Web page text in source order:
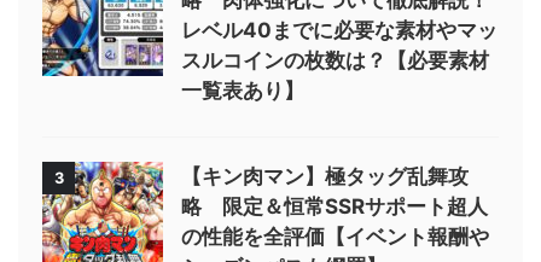
レベル40までに必要な素材やマッ
スルコインの枚数は？【必要素材
一覧表あり】
3
【キン肉マン】極タッグ乱舞攻
略 限定＆恒常SSRサポート超人
の性能を全評価【イベント報酬や